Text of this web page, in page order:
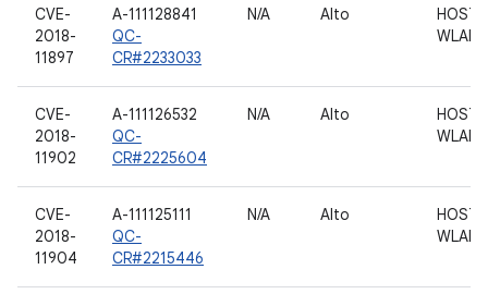
CVE-
2018-
11897
A-111128841
QC-
CR#2233033
N/A Alto
HOST
WLAN
CVE-
2018-
11902
A-111126532
QC-
CR#2225604
N/A Alto
HOST
WLAN
CVE-
2018-
11904
A-111125111
QC-
CR#2215446
N/A Alto
HOST
WLAN